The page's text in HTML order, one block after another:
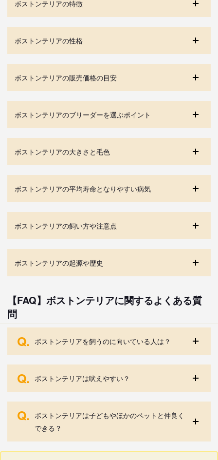
ボストンテリアの特徴
ボストンテリアの性格
ボストンテリアの販売価格の目安
ボストンテリアのブリーダーを選ぶポイント
ボストンテリアの大きさと毛色
ボストンテリアの平均寿命となりやすい病気
ボストンテリアの飼い方や注意点
ボストンテリアの起源や歴史
【FAQ】ボストンテリアに関するよくある質
問
Q. ボストンテリアを飼うのに向いている人は？
Q. ボストンテリアは吠えやすい？
Q. ボストンテリアは子どもやほかのペットと仲良く
できる？